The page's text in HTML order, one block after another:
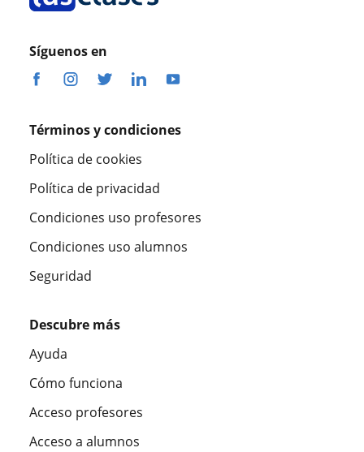
Síguenos en
Términos y condiciones
Política de cookies
Política de privacidad
Condiciones uso profesores
Condiciones uso alumnos
Seguridad
Descubre más
Ayuda
Cómo funciona
Acceso profesores
Acceso a alumnos